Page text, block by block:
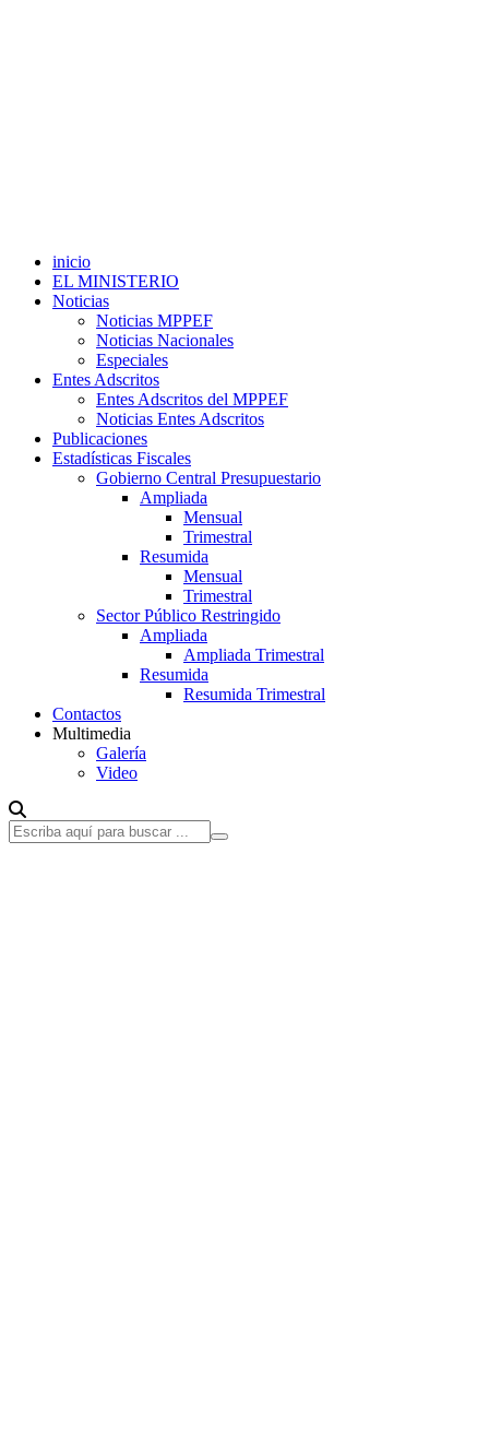
inicio
EL MINISTERIO
Noticias
Noticias MPPEF
Noticias Nacionales
Especiales
Entes Adscritos
Entes Adscritos del MPPEF
Noticias Entes Adscritos
Publicaciones
Estadísticas Fiscales
Gobierno Central Presupuestario
Ampliada
Mensual
Trimestral
Resumida
Mensual
Trimestral
Sector Público Restringido
Ampliada
Ampliada Trimestral
Resumida
Resumida Trimestral
Contactos
Multimedia
Galería
Video